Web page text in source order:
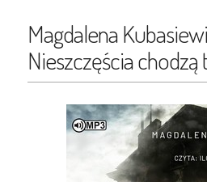
Magdalena
Nieszczęścia